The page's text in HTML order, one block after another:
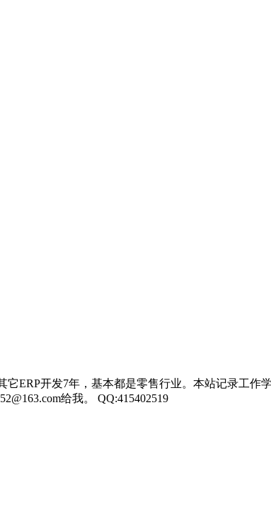
ERP开发7年，基本都是零售行业。本站记录工作
给我。 QQ:415402519